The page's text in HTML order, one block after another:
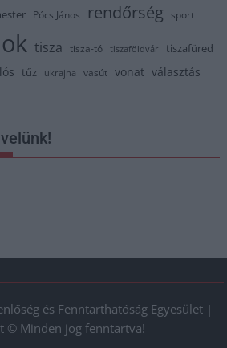
Pócs János rendőrség sport
tisza tisza-tó tiszaföldvár tiszafüred
tűz ukrajna vasút vonat választás
és Fenntarthatóság Egyesület |
© Minden jog fenntartva!